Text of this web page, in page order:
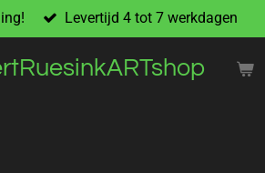
Levertijd 4 tot 7 werkdagen